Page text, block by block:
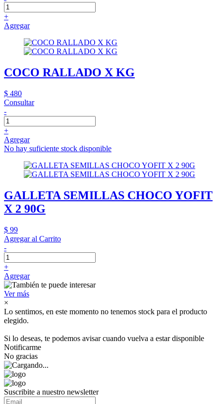
+
Agregar
COCO RALLADO X KG
$ 480
Consultar
-
+
Agregar
No hay suficiente stock disponible
GALLETA SEMILLAS CHOCO YOFIT
X 2 90G
$ 99
Agregar al Carrito
-
+
Agregar
Ver más
×
Lo sentimos, en este momento no tenemos stock para el producto
elegido.
Si lo deseas, te podemos avisar cuando vuelva a estar disponible
Notificarme
No gracias
Suscribite a nuestro newsletter